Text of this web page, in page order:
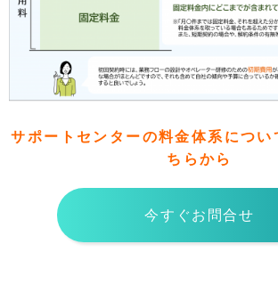
サポートセンターの料金体系につい
ちらから
今すぐお問合せ